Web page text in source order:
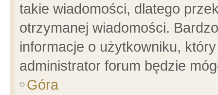
takie wiadomości, dlatego
otrzymanej wiadomości.
informacje o użytkowniku,
administrator forum będzie
Góra